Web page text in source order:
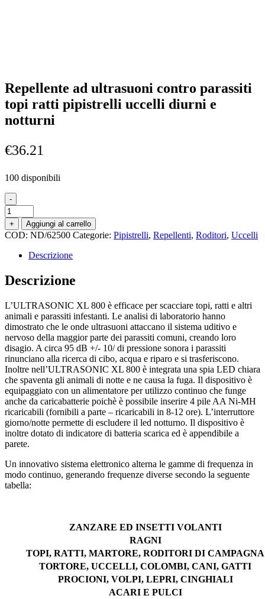
Repellente ad ultrasuoni contro parassiti
topi ratti pipistrelli uccelli diurni e
notturni
€36.21
100 disponibili
-
Repellente
ad
ultrasuoni
contro
parassiti
ratti
pipistrelli
diurni
e
notturni
quantità
+ Aggiungi al carrello
COD: ND/62500 Categorie: Pipistrelli, Repellenti, Roditori, Uccelli
Descrizione
Descrizione
L’ULTRASONIC XL 800 è efficace per scacciare topi, ratti e altri
animali e parassiti infestanti. Le analisi di laboratorio hanno
dimostrato che le onde ultrasuoni attaccano il sistema uditivo e
nervoso della maggior parte dei parassiti comuni, creando loro
disagio. A circa 95 dB +/- 10/ di pressione sonora i parassiti
rinunciano alla ricerca di cibo, acqua e riparo e si trasferiscono.
Inoltre nell’ULTRASONIC XL 800 è integrata una spia LED chiara
che spaventa gli animali di notte e ne causa la fuga. Il dispositivo è
equipaggiato con un alimentatore per utilizzo continuo che funge
anche da caricabatterie poichè è possibile inserire 4 pile AA Ni-MH
ricaricabili (fornibili a parte – ricaricabili in 8-12 ore). L’interruttore
giorno/notte permette di escludere il led notturno. Il dispositivo è
inoltre dotato di indicatore di batteria scarica ed è appendibile a
parete.
Un innovativo sistema elettronico alterna le gamme di frequenza in
modo continuo, generando frequenze diverse secondo la seguente
tabella:
ZANZARE ED INSETTI VOLANTI
RAGNI
TOPI, RATTI, MARTORE, RODITORI DI CAMPAGNA
TORTORE, UCCELLI, COLOMBI, CANI, GATTI
PROCIONI, VOLPI, LEPRI, CINGHIALI
ACARI E PULCI